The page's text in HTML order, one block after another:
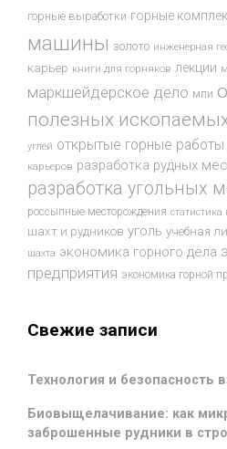
горные выработки горные
машины золото инженерная
карьер книги для горняков лекции
маркшейдерское дело мпи
полезных
углей открытые горные работы
карьеров разработка рудных
разработка угольных
россыпные месторождения статистика
шахт и рудников уголь учебная
шахта экономика горного дела
предприятия экономика горной
Свежие записи
Технология и безопасность
Биовыщелачивание: как
заброшенные рудники в